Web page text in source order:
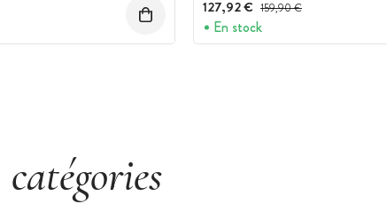
127,92 € Prix avant réduction :
159,90 €
En stock
catégories